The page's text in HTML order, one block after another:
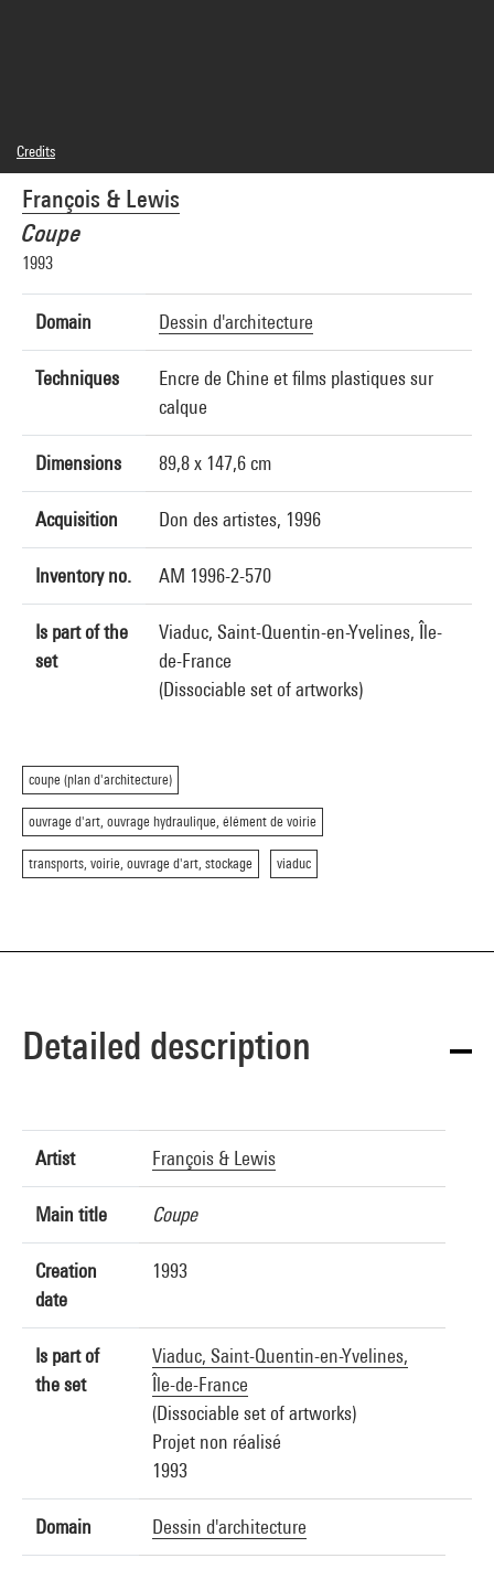
François & Lewis
Coupe
1993
Domain Dessin d'architecture
Techniques
Encre de Chine et films plastiques sur
calque
Dimensions 89,8 x 147,6 cm
Acquisition Don des artistes, 1996
Inventory no. AM 1996-2-570
Is part of the
set
Viaduc, Saint-Quentin-en-Yvelines, Île-
de-France
(Dissociable set of artworks)
coupe (plan d'architecture)
ouvrage d'art, ouvrage hydraulique, élément de voirie
transports, voirie, ouvrage d'art, stockage viaduc
Credits
© Edouard François architecte & D. Lewis graphiste-designer
Photo credits : Centre Pompidou, MNAM-CCI/Georges Meguerditchian/Dist.
GrandPalaisRmn
Image reference : 4N22562
Image presentation :
Detailed description
Artist François & Lewis
Main title Coupe
Creation
date
1993
Is part of
the set
Viaduc, Saint-Quentin-en-Yvelines,
Île-de-France
(Dissociable set of artworks)
Projet non réalisé
1993
Domain Dessin d'architecture